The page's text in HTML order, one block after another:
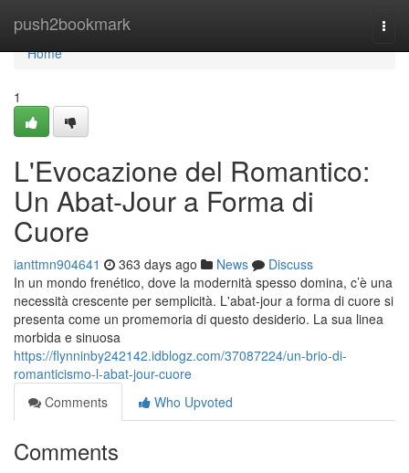
push2bookmark
Home
Home
1
L'Evocazione del Romantico:
Un Abat-Jour a Forma di
Cuore
ianttmn904641 363 days ago News
Discuss
In un mondo frenético, dove la modernità spesso domina, c’è una
necessità crescente per semplicità. L'abat-jour a forma di cuore si
presenta come un promemoria di questo desiderio. La sua linea
morbida e sinuosa
https://flynninby242142.idblogz.com/37087224/un-brio-di-
romanticismo-l-abat-jour-cuore
Comments
Who Upvoted
Comments